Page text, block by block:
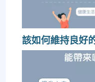
該如何維持良好